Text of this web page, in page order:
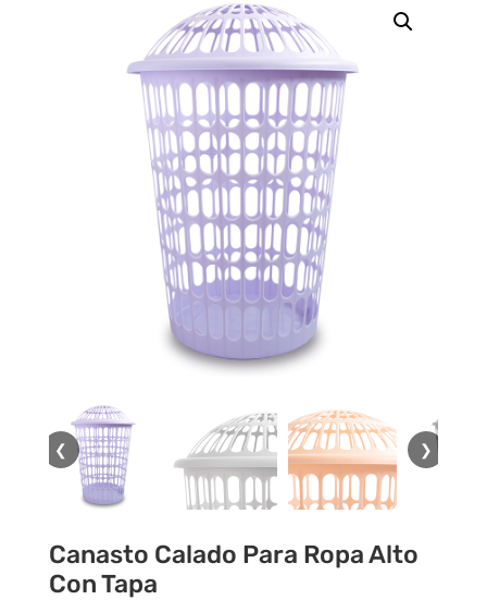
❮ ❯
Canasto Calado Para Ropa Alto
Con Tapa